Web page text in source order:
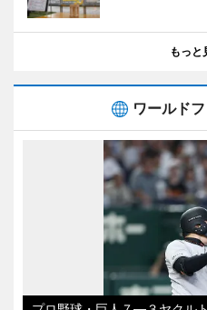
もっと
ワールド